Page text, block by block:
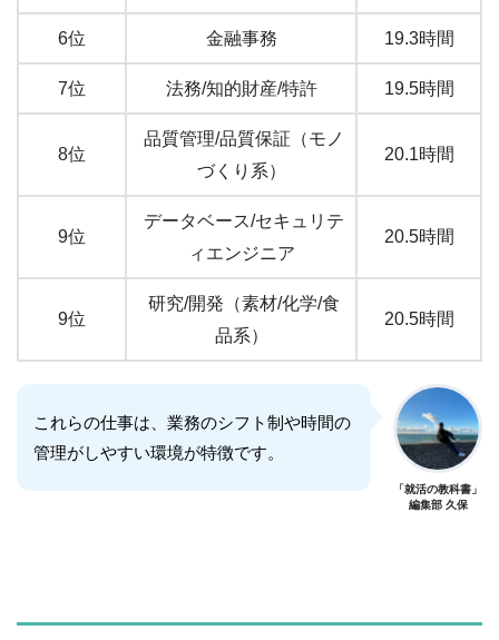
6位 金融事務 19.3時間
7位 法務/知的財産/特許 19.5時間
8位
品質管理/品質保証（モノ
づくり系）
20.1時間
9位
データベース/セキュリテ
ィエンジニア
20.5時間
9位
研究/開発（素材/化学/食
品系）
20.5時間
これらの仕事は、業務のシフト制や時間の
管理がしやすい環境が特徴です。
「就活の教科書」
編集部 久保